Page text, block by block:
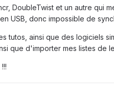
DoubleTwist et un autre qui
USB, donc impossible de
tutos, ainsi que des logiciels
que d'importer mes listes de